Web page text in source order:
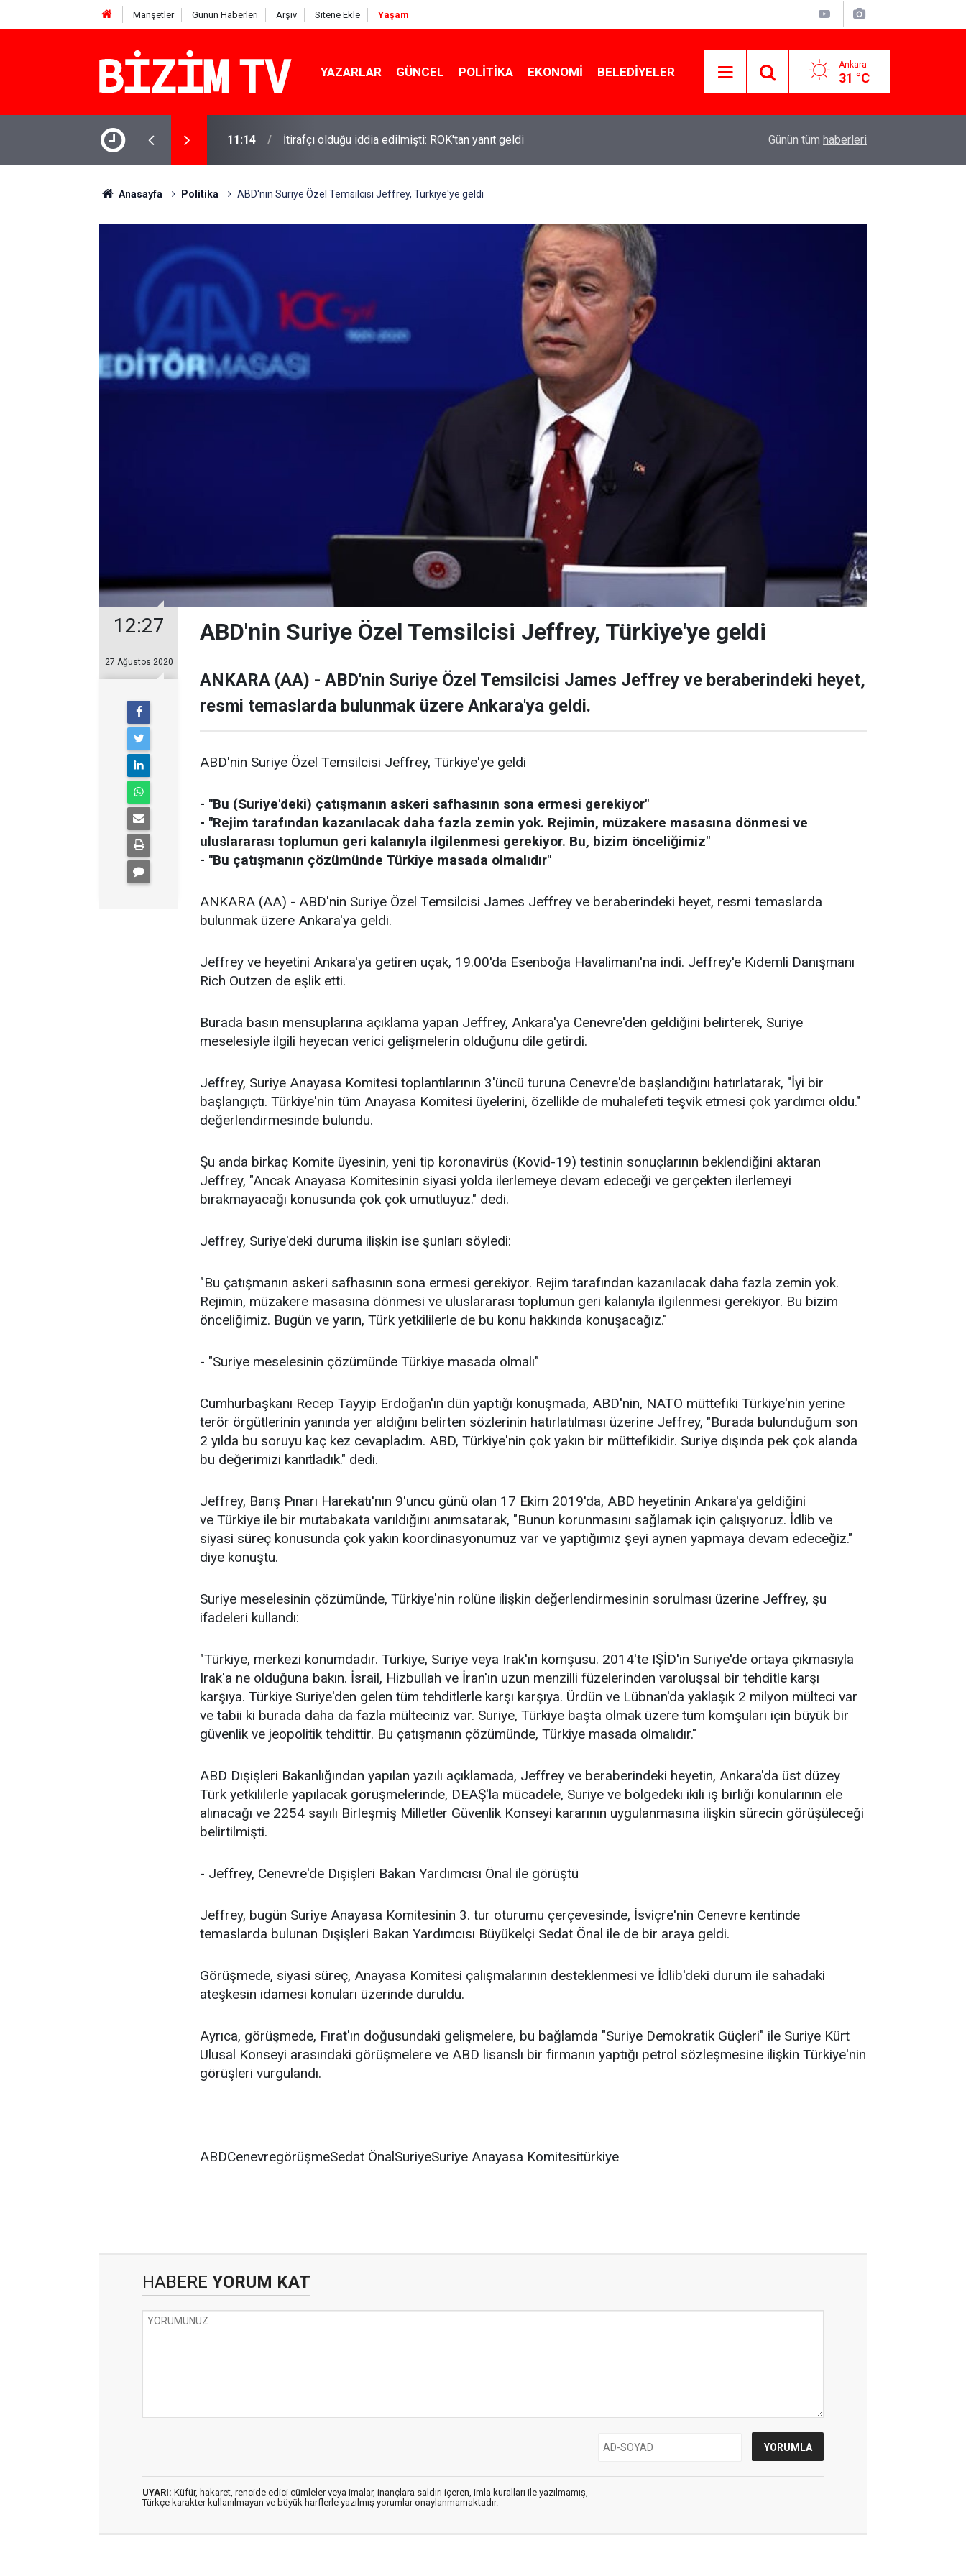
Manşetler Günün Haberleri Arşiv Sitene Ekle Yaşam
YAZARLAR GÜNCEL POLITIKA EKONOMI BELEDIYELER Ankara
31 °C
11:10
Yusuf Tekin açıkladı: YKS değişecek mi? Lüks yok, şatafat yok: YENİ Parti kapılarını açtı
Günün tüm haberleri
Anasayfa Politika ABD'nin Suriye Özel Temsilcisi Jeffrey, Türkiye'ye geldi
12:27
27 Ağustos 2020
ABD'nin Suriye Özel Temsilcisi Jeffrey, Türkiye'ye geldi
ANKARA (AA) - ABD'nin Suriye Özel Temsilcisi James Jeffrey ve beraberindeki heyet,
resmi temaslarda bulunmak üzere Ankara'ya geldi.
ABD'nin Suriye Özel Temsilcisi Jeffrey, Türkiye'ye geldi
- "Bu (Suriye'deki) çatışmanın askeri safhasının sona ermesi gerekiyor"
- "Rejim tarafından kazanılacak daha fazla zemin yok. Rejimin, müzakere masasına dönmesi ve
uluslararası toplumun geri kalanıyla ilgilenmesi gerekiyor. Bu, bizim önceliğimiz"
- "Bu çatışmanın çözümünde Türkiye masada olmalıdır"
ANKARA (AA) - ABD'nin Suriye Özel Temsilcisi James Jeffrey ve beraberindeki heyet, resmi temaslarda
bulunmak üzere Ankara'ya geldi.
Jeffrey ve heyetini Ankara'ya getiren uçak, 19.00'da Esenboğa Havalimanı'na indi. Jeffrey'e Kıdemli Danışmanı
Rich Outzen de eşlik etti.
Burada basın mensuplarına açıklama yapan Jeffrey, Ankara'ya Cenevre'den geldiğini belirterek, Suriye
meselesiyle ilgili heyecan verici gelişmelerin olduğunu dile getirdi.
Jeffrey, Suriye Anayasa Komitesi toplantılarının 3'üncü turuna Cenevre'de başlandığını hatırlatarak, "İyi bir
başlangıçtı. Türkiye'nin tüm Anayasa Komitesi üyelerini, özellikle de muhalefeti teşvik etmesi çok yardımcı oldu."
değerlendirmesinde bulundu.
Şu anda birkaç Komite üyesinin, yeni tip koronavirüs (Kovid-19) testinin sonuçlarının beklendiğini aktaran
Jeffrey, "Ancak Anayasa Komitesinin siyasi yolda ilerlemeye devam edeceği ve gerçekten ilerlemeyi
bırakmayacağı konusunda çok çok umutluyuz." dedi.
Jeffrey, Suriye'deki duruma ilişkin ise şunları söyledi:
"Bu çatışmanın askeri safhasının sona ermesi gerekiyor. Rejim tarafından kazanılacak daha fazla zemin yok.
Rejimin, müzakere masasına dönmesi ve uluslararası toplumun geri kalanıyla ilgilenmesi gerekiyor. Bu bizim
önceliğimiz. Bugün ve yarın, Türk yetkililerle de bu konu hakkında konuşacağız."
- "Suriye meselesinin çözümünde Türkiye masada olmalı"
Cumhurbaşkanı Recep Tayyip Erdoğan'ın dün yaptığı konuşmada, ABD'nin, NATO müttefiki Türkiye'nin yerine
terör örgütlerinin yanında yer aldığını belirten sözlerinin hatırlatılması üzerine Jeffrey, "Burada bulunduğum son
2 yılda bu soruyu kaç kez cevapladım. ABD, Türkiye'nin çok yakın bir müttefikidir. Suriye dışında pek çok alanda
bu değerimizi kanıtladık." dedi.
Jeffrey, Barış Pınarı Harekatı'nın 9'uncu günü olan 17 Ekim 2019'da, ABD heyetinin Ankara'ya geldiğini
ve Türkiye ile bir mutabakata varıldığını anımsatarak, "Bunun korunmasını sağlamak için çalışıyoruz. İdlib ve
siyasi süreç konusunda çok yakın koordinasyonumuz var ve yaptığımız şeyi aynen yapmaya devam edeceğiz."
diye konuştu.
Suriye meselesinin çözümünde, Türkiye'nin rolüne ilişkin değerlendirmesinin sorulması üzerine Jeffrey, şu
ifadeleri kullandı:
"Türkiye, merkezi konumdadır. Türkiye, Suriye veya Irak'ın komşusu. 2014'te IŞİD'in Suriye'de ortaya çıkmasıyla
Irak'a ne olduğuna bakın. İsrail, Hizbullah ve İran'ın uzun menzilli füzelerinden varoluşsal bir tehditle karşı
karşıya. Türkiye Suriye'den gelen tüm tehditlerle karşı karşıya. Ürdün ve Lübnan'da yaklaşık 2 milyon mülteci var
ve tabii ki burada daha da fazla mülteciniz var. Suriye, Türkiye başta olmak üzere tüm komşuları için büyük bir
güvenlik ve jeopolitik tehdittir. Bu çatışmanın çözümünde, Türkiye masada olmalıdır."
ABD Dışişleri Bakanlığından yapılan yazılı açıklamada, Jeffrey ve beraberindeki heyetin, Ankara'da üst düzey
Türk yetkililerle yapılacak görüşmelerinde, DEAŞ'la mücadele, Suriye ve bölgedeki ikili iş birliği konularının ele
alınacağı ve 2254 sayılı Birleşmiş Milletler Güvenlik Konseyi kararının uygulanmasına ilişkin sürecin görüşüleceği
belirtilmişti.
- Jeffrey, Cenevre'de Dışişleri Bakan Yardımcısı Önal ile görüştü
Jeffrey, bugün Suriye Anayasa Komitesinin 3. tur oturumu çerçevesinde, İsviçre'nin Cenevre kentinde
temaslarda bulunan Dışişleri Bakan Yardımcısı Büyükelçi Sedat Önal ile de bir araya geldi.
Görüşmede, siyasi süreç, Anayasa Komitesi çalışmalarının desteklenmesi ve İdlib'deki durum ile sahadaki
ateşkesin idamesi konuları üzerinde duruldu.
Ayrıca, görüşmede, Fırat'ın doğusundaki gelişmelere, bu bağlamda "Suriye Demokratik Güçleri" ile Suriye Kürt
Ulusal Konseyi arasındaki görüşmelere ve ABD lisanslı bir firmanın yaptığı petrol sözleşmesine ilişkin Türkiye'nin
görüşleri vurgulandı.
ABDCenevregörüşmeSedat ÖnalSuriyeSuriye Anayasa Komitesitürkiye
HABERE YORUM KAT
UYARI: Küfür, hakaret, rencide edici cümleler veya imalar, inançlara saldırı içeren, imla kuralları ile yazılmamış,
Türkçe karakter kullanılmayan ve büyük harflerle yazılmış yorumlar onaylanmamaktadır.